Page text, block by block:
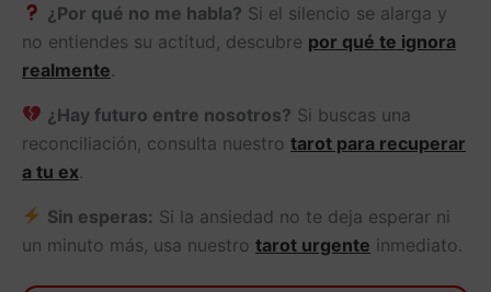
¿Por qué no me habla? Si el silencio se alarga y
no entiendes su actitud, descubre por qué te ignora
realmente.
¿Hay futuro entre nosotros? Si buscas una
reconciliación, consulta nuestro tarot para recuperar
a tu ex.
Sin esperas: Si la ansiedad no te deja esperar ni
un minuto más, usa nuestro tarot urgente inmediato.